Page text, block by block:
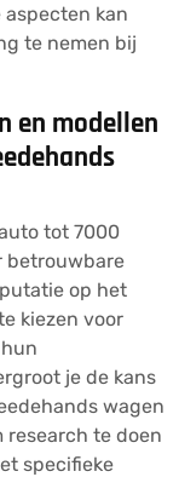
kan
te nemen bij
en modellen
tot 7000
betrouwbare
op het
kiezen voor
je de kans
wagen
research te doen
specifieke